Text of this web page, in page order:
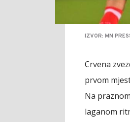
IZVOR: MN
Crvena
prvom
Na
laganom